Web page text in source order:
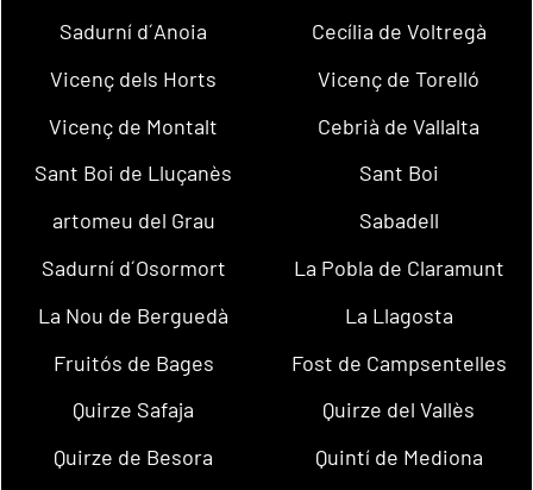
Sadurní d´Anoia
Cecília de Voltregà
Vicenç dels Horts
Vicenç de Torelló
Vicenç de Montalt
Cebrià de Vallalta
Sant Boi de Lluçanès
Sant Boi
artomeu del Grau
Sabadell
Sadurní d´Osormort
La Pobla de Claramunt
La Nou de Berguedà
La Llagosta
Fruitós de Bages
Fost de Campsentelles
Quirze Safaja
Quirze del Vallès
Quirze de Besora
Quintí de Mediona